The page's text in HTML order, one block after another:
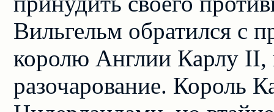
Вильгельм обратился с
королю Англии Карлу II,
разочарование. Король